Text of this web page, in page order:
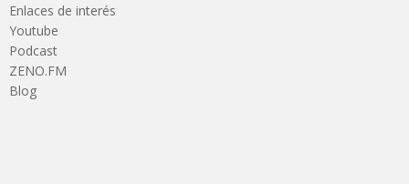
Enlaces de interés
Youtube
Podcast
ZENO.FM
Blog